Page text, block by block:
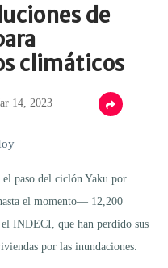
de
climáticos
14, 2023
el paso del ciclón Yaku por
el momento— 12,200
INDECI, que han perdido sus
por las inundaciones.